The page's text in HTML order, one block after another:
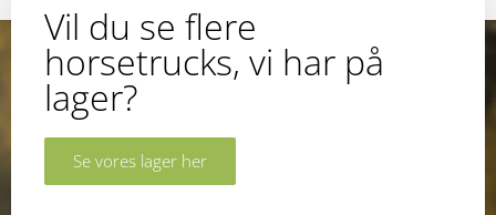
Vil du se flere
horsetrucks, vi har på
lager?
Se vores lager her